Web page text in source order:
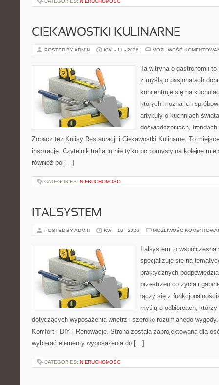
CATEGORIES: NIERUCHOMOŚCI
CIEKAWOSTKI KULINARNE
POSTED BY ADMIN KWI - 11 - 2026 MOŻLIWOŚĆ
Ta witryna o gastronomii
z myślą o pasjonatach
koncentruje się na
których można ich
artykuły o kuchniach
doświadczeniach,
Zobacz też Kulisy Restauracji i Ciekawostki Kulinarne. To
inspirację. Czytelnik trafia tu nie tylko po pomysły na kolejne
również po […]
CATEGORIES: NIERUCHOMOŚCI
ITALSYSTEM
POSTED BY ADMIN KWI - 10 - 2026 MOŻLIWOŚĆ
Italsystem to
specjalizuje się na
praktycznych
przestrzeń do życia i
łączy się z
myślą o odbiorcach,
dotyczących wyposażenia wnętrz i szeroko rozumianego
Komfort i DIY i Renowacje. Strona została zaprojektowana dla
wybierać elementy wyposażenia do […]
CATEGORIES: NIERUCHOMOŚCI